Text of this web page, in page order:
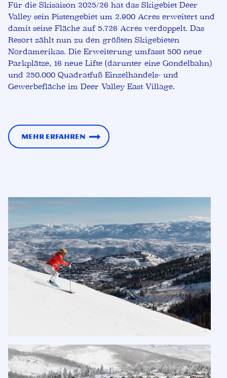
Für die Skisaison 2025/26 hat das Skigebiet Deer
Valley sein Pistengebiet um 2.900 Acres erweitert und
damit seine Fläche auf 5.726 Acres verdoppelt. Das
Resort zählt nun zu den größten Skigebieten
Nordamerikas. Die Erweiterung umfasst 500 neue
Parkplätze, 16 neue Lifte (darunter eine Gondelbahn)
und 250.000 Quadratfuß Einzelhandels- und
Gewerbefläche im Deer Valley East Village.
Mehr erfahren